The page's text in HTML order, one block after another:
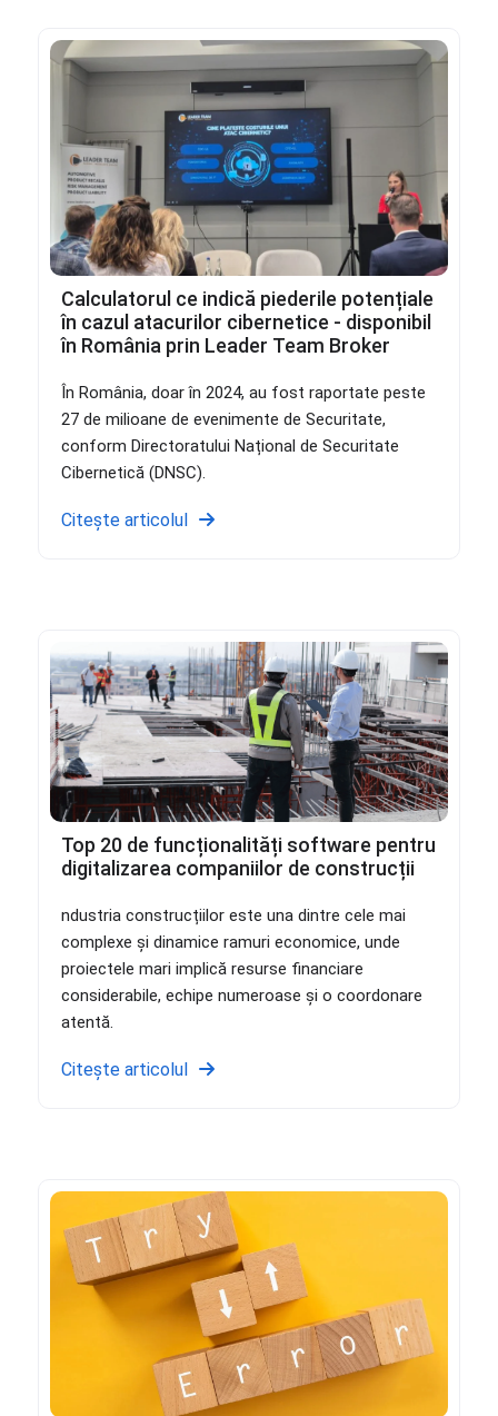
Calculatorul ce indică piederile potențiale
în cazul atacurilor cibernetice - disponibil
în România prin Leader Team Broker
În România, doar în 2024, au fost raportate peste
27 de milioane de evenimente de Securitate,
conform Directoratului Național de Securitate
Cibernetică (DNSC).
Citește articolul
Top 20 de funcționalități software pentru
digitalizarea companiilor de construcții
ndustria construcțiilor este una dintre cele mai
complexe și dinamice ramuri economice, unde
proiectele mari implică resurse financiare
considerabile, echipe numeroase și o coordonare
atentă.
Citește articolul